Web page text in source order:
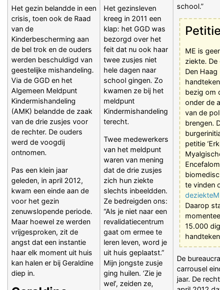
Het gezin belandde in een
crisis, toen ook de Raad
van de
Kinderbescherming aan
de bel trok en de ouders
werden beschuldigd van
geestelijke mishandeling.
Via de GGD en het
Algemeen Meldpunt
Kindermishandeling
(AMK) belandde de zaak
van de drie zusjes voor
de rechter. De ouders
werd de voogdij
ontnomen.
Pas een klein jaar
geleden, in april 2012,
kwam een einde aan de
voor het gezin
zenuwslopende periode.
Maar hoewel ze werden
vrijgesproken, zit de
angst dat een instantie
haar elk moment uit huis
kan halen er bij Geraldine
diep in.
Het gezinsleven
kreeg in 2011 een
klap: het GGD was
bezorgd over het
feit dat nu ook haar
twee zusjes niet
hele dagen naar
school gingen. Zo
kwamen ze bij het
meldpunt
Kindermishandeling
terecht.
Twee medewerkers
van het meldpunt
waren van mening
dat de drie zusjes
zich hun ziekte
slechts inbeeldden.
Ze bedreigden ons:
“Als je niet naar een
revalidatiecentrum
gaat om ermee te
leren leven, word je
uit huis geplaatst.”
Mijn jongste zusje
ging huilen. ‘Zie je
wel’, zeiden ze,
school.”
ME is
ziekte.
Den
bezig om
onder de
van de
brengen.
petitie
te vinden
Daarop
15.000
De
carrousel
jaar. De